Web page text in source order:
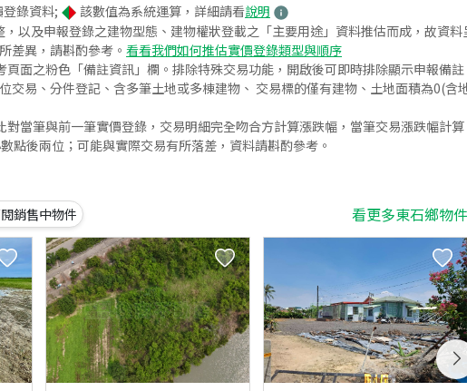
錄資料; 該數值為系統運算，詳細請看說明
以及申報登錄之建物型態、建物權狀登載之「主要用途」資料推估而成，故資料
差異，請斟酌參考。 看看我們如何推估實價登錄類型與順序
面之粉色「備註資訊」欄。排除特殊交易功能，開啟後可即時排除顯示申報備註
易、分件登記、含多筆土地或多棟建物、 交易標的僅有建物、土地面積為0(含
當筆與前一筆實價登錄，交易明細完全吻合方計算漲跌幅，當筆交易漲跌幅計算
後兩位；可能與實際交易有所落差，資料請斟酌參考。
銷售中物件 看更多東石鄉物